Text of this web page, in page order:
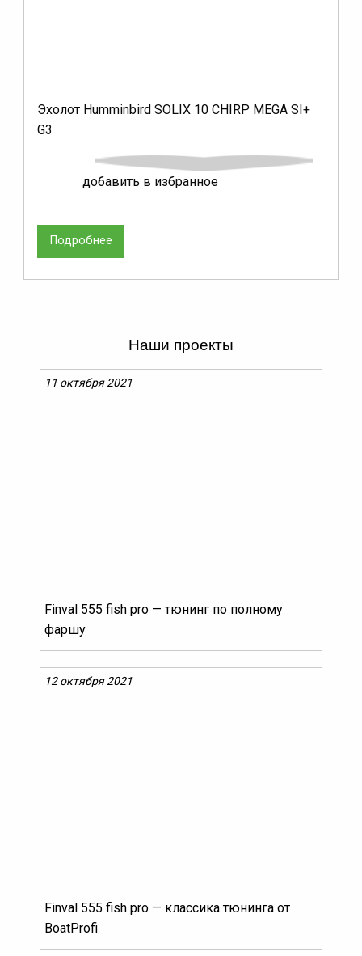
Эхолот Humminbird SOLIX 10 CHIRP MEGA SI+
G3
Подробнее
добавить в избранное
Наши проекты
11 октября 2021
Finval 555 fish pro — тюнинг по полному
фаршу
12 октября 2021
Finval 555 fish pro — классика тюнинга от
BoatProfi